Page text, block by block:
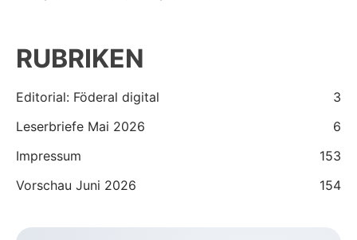
RUBRIKEN
Editorial: Föderal digital
3
Leserbriefe Mai 2026
6
Impressum
153
Vorschau Juni 2026
154